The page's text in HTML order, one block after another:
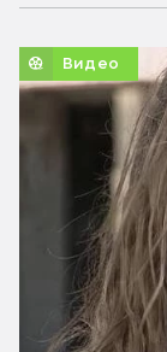
Видео